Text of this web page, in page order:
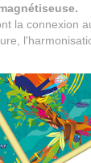
la connexion